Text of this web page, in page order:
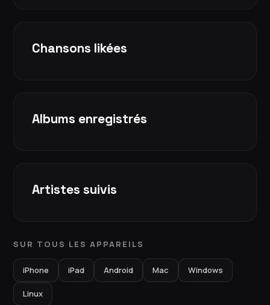
Chansons likées
Albums enregistrés
Artistes suivis
SUR TOUS LES APPAREILS
iPhone iPad Android Mac Windows
Linux